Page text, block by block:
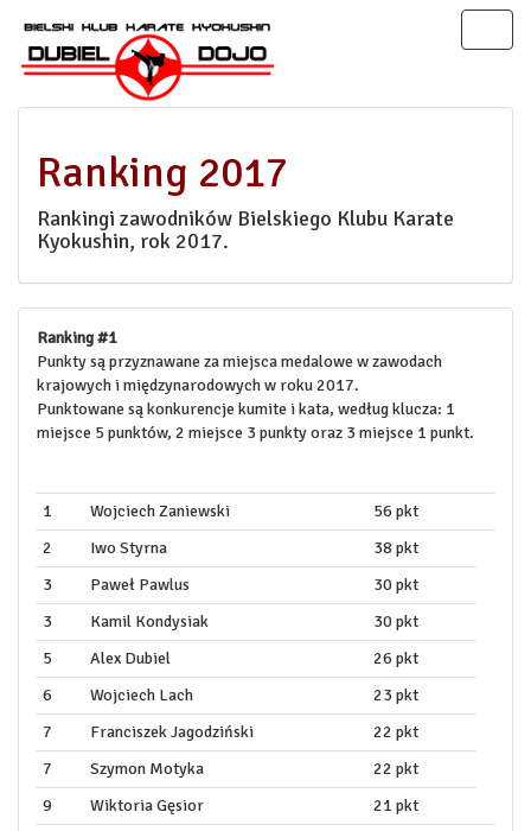
Ranking 2017
Rankingi zawodników Bielskiego Klubu Karate
Kyokushin, rok 2017.
Ranking #1
Punkty są przyznawane za miejsca medalowe w zawodach
krajowych i międzynarodowych w roku 2017.
Punktowane są konkurencje kumite i kata, według klucza: 1
miejsce 5 punktów, 2 miejsce 3 punkty oraz 3 miejsce 1 punkt.
1 Wojciech Zaniewski
56 pkt
2
Iwo Styrna
38 pkt
3
Paweł Pawlus
30 pkt
3
Kamil Kondysiak
30 pkt
5
Alex Dubiel
26 pkt
6
Wojciech Lach
23 pkt
7
Franciszek Jagodziński
22 pkt
7
Szymon Motyka
22 pkt
9
Wiktoria Gęsior
21 pkt